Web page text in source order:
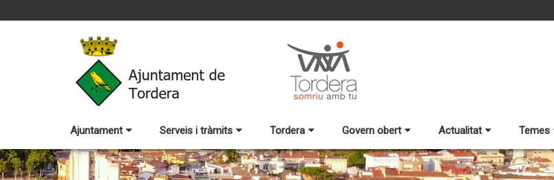
Ajuntament Serveis i tràmits Tordera Govern obert Actualitat Temes